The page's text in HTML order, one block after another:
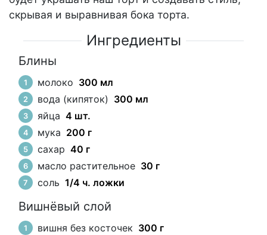
скрывая и выравнивая бока торта.
Ингредиенты
Блины
молоко 300 мл
вода (кипяток) 300 мл
яйца 4 шт.
мука 200 г
сахар 40 г
масло растительное 30 г
соль 1/4 ч. ложки
Вишнёвый слой
вишня без косточек 300 г